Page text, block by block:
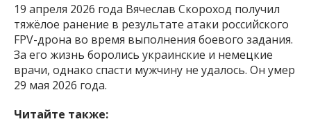
19 апреля 2026 года Вячеслав Скороход получил
тяжёлое ранение в результате атаки российского
FPV-дрона во время выполнения боевого задания.
За его жизнь боролись украинские и немецкие
врачи, однако спасти мужчину не удалось. Он умер
29 мая 2026 года.
Читайте также: